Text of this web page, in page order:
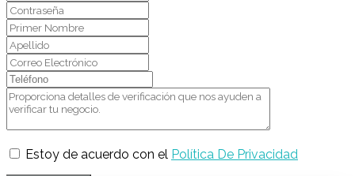
Estoy de acuerdo con el Política De Privacidad